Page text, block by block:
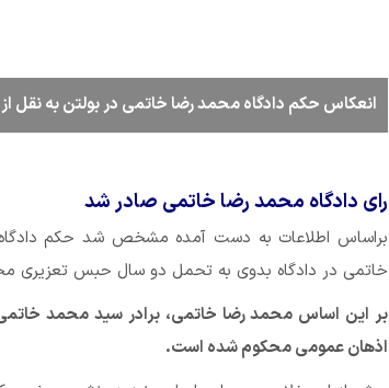
انعکاس حکم دادگاه محمد رضا خاتمی در بولتن به نقل
رای دادگاه محمد رضا خاتمی صادر شد
براساس اطلاعات به دست آمده مشخص شد حکم
خاتمی در دادگاه بدوی به تحمل دو سال حبس تعزیری
بر این اساس محمد رضا خاتمی، برادر سید محمد
اذهان عمومی محکوم شده است.